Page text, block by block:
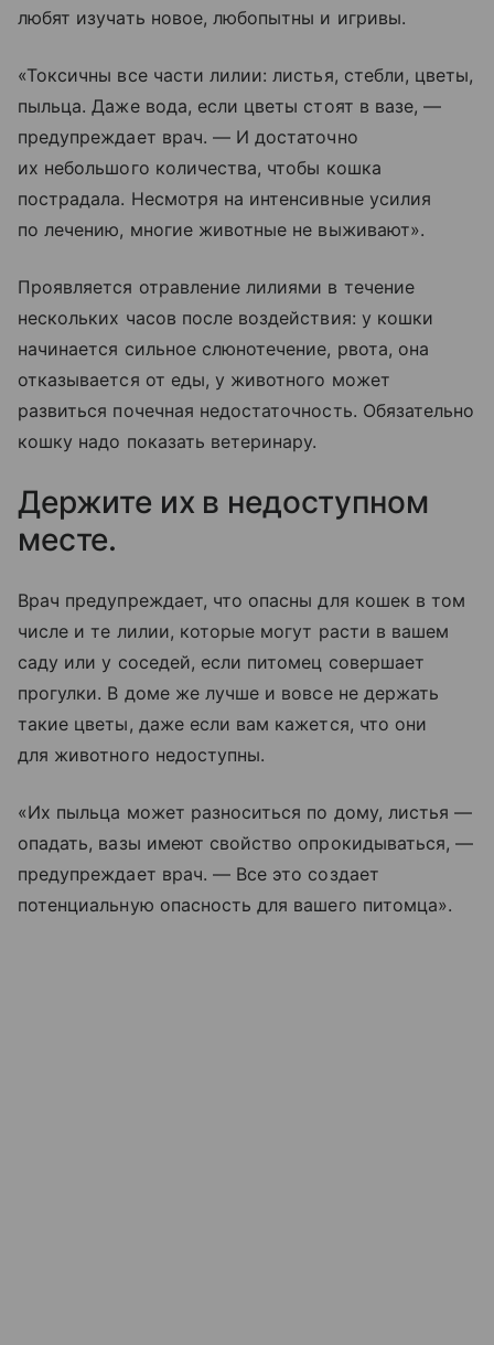
любят изучать новое, любопытны и игривы.
«Токсичны все части лилии: листья, стебли, цветы,
пыльца. Даже вода, если цветы стоят в вазе, —
предупреждает врач. — И достаточно
их небольшого количества, чтобы кошка
пострадала. Несмотря на интенсивные усилия
по лечению, многие животные не выживают».
Проявляется отравление лилиями в течение
нескольких часов после воздействия: у кошки
начинается сильное слюнотечение, рвота, она
отказывается от еды, у животного может
развиться почечная недостаточность. Обязательно
кошку надо показать ветеринару.
Держите их в недоступном
месте.
Врач предупреждает, что опасны для кошек в том
числе и те лилии, которые могут расти в вашем
саду или у соседей, если питомец совершает
прогулки. В доме же лучше и вовсе не держать
такие цветы, даже если вам кажется, что они
для животного недоступны.
«Их пыльца может разноситься по дому, листья —
опадать, вазы имеют свойство опрокидываться, —
предупреждает врач. — Все это создает
потенциальную опасность для вашего питомца».